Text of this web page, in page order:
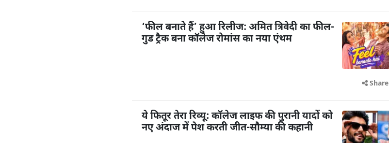
‘फील बनाते हैं’ हुआ रिलीज: अमित त्रिवेदी का फील-
गुड ट्रैक बना कॉलेज रोमांस का नया एंथम
Share
ये फितूर तेरा रिव्यू: कॉलेज लाइफ की पुरानी यादों को
नए अंदाज में पेश करती जीत-सौम्या की कहानी